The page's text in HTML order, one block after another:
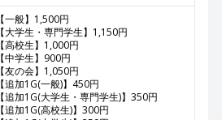
【一般】1,500円
【大学生・専門学生】1,150円
【高校生】1,000円
【中学生】900円
【友の会】1,050円
【追加1G(一般)】450円
【追加1G(大学生・専門学生)】350円
【追加1G(高校生)】300円